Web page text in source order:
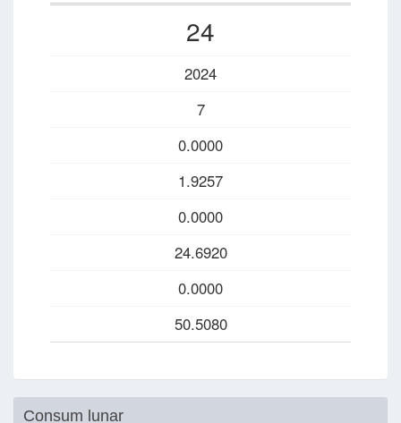
24
2024
7
0.0000
1.9257
0.0000
24.6920
0.0000
50.5080
Consum lunar